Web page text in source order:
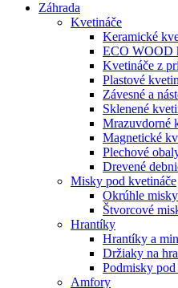
Záhrada
Kvetináče
Keramické
ECO WOOD
Kvetináče z
Plastové
Závesné a
Sklenené
Mrazuvdorné
Magnetické
Plechové
Drevené
Misky pod kvetináče
Okrúhle
Štvorcové
Hrantíky
Hrantíky a
Držiaky na
Podmisky
Amfory